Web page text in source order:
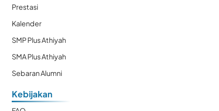
Prestasi
Kalender
SMP Plus Athiyah
SMA Plus Athiyah
Sebaran Alumni
Kebijakan